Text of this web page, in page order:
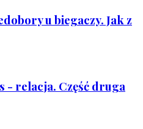
u biegaczy. Jak z
- relacja. Część druga